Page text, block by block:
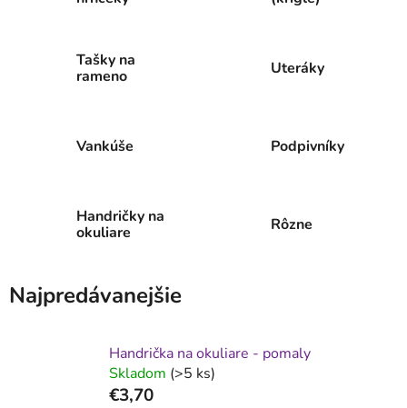
Tašky na
rameno
Uteráky
Vankúše Podpivníky
Handričky na
okuliare
Rôzne
Najpredávanejšie
Handrička na okuliare - pomaly
Skladom (>5 ks)
€3,70